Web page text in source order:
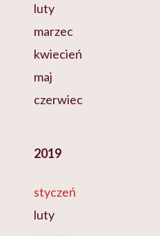
luty
marzec
kwiecień
maj
czerwiec
2019
styczeń
luty